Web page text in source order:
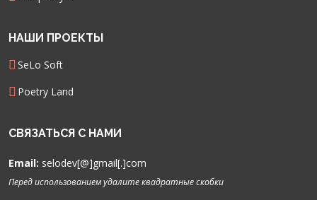
НАШИ ПРОЕКТЫ
SeLo Soft
Poetry Land
СВЯЗАТЬСЯ С НАМИ
Email: selodev[@]gmail[.]com
Перед использованием удалите квадратные скобки